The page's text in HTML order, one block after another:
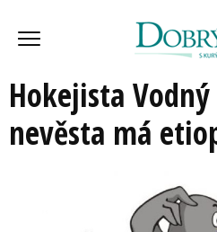
Hokejista
nevěsta má